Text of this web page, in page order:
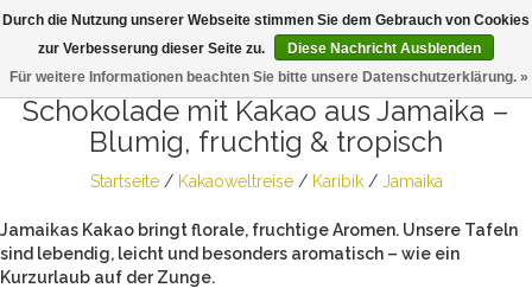
Schokolade mit Kakao aus Jamaika –
Blumig, fruchtig & tropisch
Startseite/ Kakaoweltreise/ Karibik/ Jamaika
Jamaikas Kakao bringt florale, fruchtige Aromen. Unsere Tafeln
sind lebendig, leicht und besonders aromatisch – wie ein
Kurzurlaub auf der Zunge.
Durch die Nutzung unserer Webseite stimmen Sie dem Gebrauch von Cookies
zur Verbesserung dieser Seite zu.
Diese Nachricht Ausblenden
Für weitere Informationen beachten Sie bitte unsere Datenschutzerklärung. »